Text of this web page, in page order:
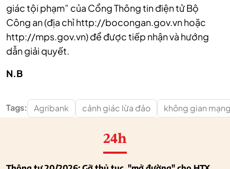
giác tội phạm” của Cổng Thông tin điện tử Bộ
Công an (địa chỉ http://bocongan.gov.vn hoặc
http://mps.gov.vn) để được tiếp nhận và hướng
dẫn giải quyết.
N.B
Tags: Agribank cảnh giác lừa đảo không gian
24h